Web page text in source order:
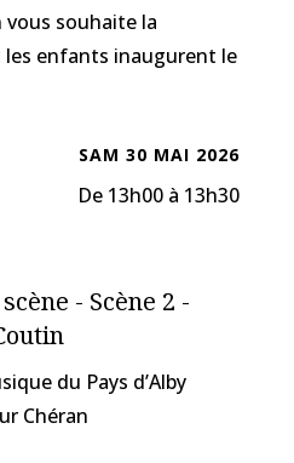
vous souhaite la
les enfants inaugurent le
SAM 30 MAI 2026
De 13h00 à 13h30
- Scène 2 -
du Pays d’Alby
Chéran